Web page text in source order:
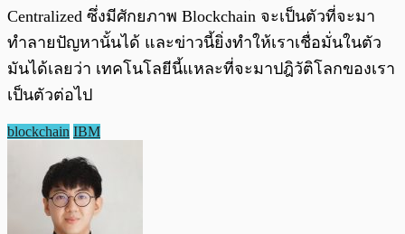
Centralized ซึ่งมีศักยภาพ Blockchain จะเป็นตัวที่จะมา
ทำลายปัญหานั้นได้ และข่าวนี้ยิ่งทำให้เราเชื่อมั่นในตัว
มันได้เลยว่า เทคโนโลยีนี้แหละที่จะมาปฎิวัติโลกของเรา
เป็นตัวต่อไป
blockchain IBM